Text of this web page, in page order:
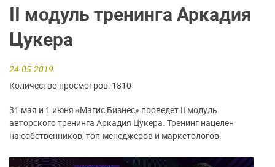
II модуль тренинга Аркадия
Цукера
24.05.2019
Количество просмотров: 1810
31 мая и 1 июня «Магис Бизнес» проведет II модуль
авторского тренинга Аркадия Цукера. Тренинг нацелен
на собственников, топ-менеджеров и маркетологов.